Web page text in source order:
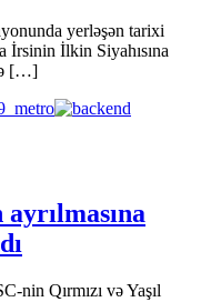
yerləşən tarixi
İlkin Siyahısına
[…]
nin Qırmızı və Yaşıl